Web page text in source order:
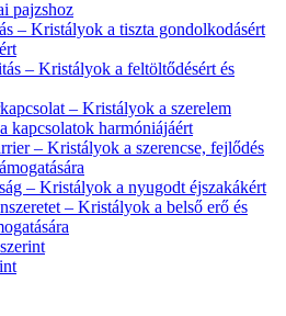
pajzshoz
– Kristályok a tiszta gondolkodásért
– Kristályok a feltöltődésért és
– Kristályok a szerelem
kapcsolatok harmóniájáért
– Kristályok a szerencse, fejlődés
– Kristályok a nyugodt éjszakákért
– Kristályok a belső erő és